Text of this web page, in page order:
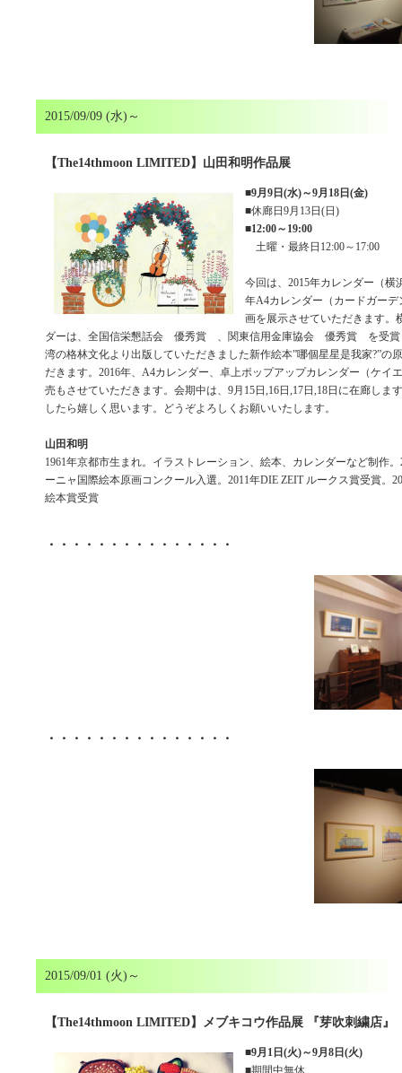
2015/09/09 (水)～
【The14thmoon LIMITED】山田和明作品展
■9月9日(水)～9月18日(金)
■休廊日9月13日(日)
■12:00～19:00
土曜・最終日12:00～17:00
今回は、2015年カレンダー（横
年A4カレンダー（カードガー
画を展示させていただきます。
ダーは、全国信栄懇話会 優秀賞 、関東信用金庫協会 優秀賞 を受賞
湾の格林文化より出版していただきました新作絵本”哪個星星是我家?”の
だきます。2016年、A4カレンダー、卓上ポップアップカレンダー（ケイ
売もさせていただきます。会期中は、9月15日,16日,17日,18日に在廊しま
したら嬉しく思います。どうぞよろしくお願いいたします。
山田和明
1961年京都市生まれ。イラストレーション、絵本、カレンダーなど制作。
ーニャ国際絵本原画コンクール入選。2011年DIE ZEIT ルークス賞受賞。
絵本賞受賞
・・・・・・・・・・・・・・・
・・・・・・・・・・・・・・・
2015/09/01 (火)～
【The14thmoon LIMITED】メブキコウ作品展 『芽吹刺繍店』
■9月1日(火)～9月8日(火)
■期間中無休